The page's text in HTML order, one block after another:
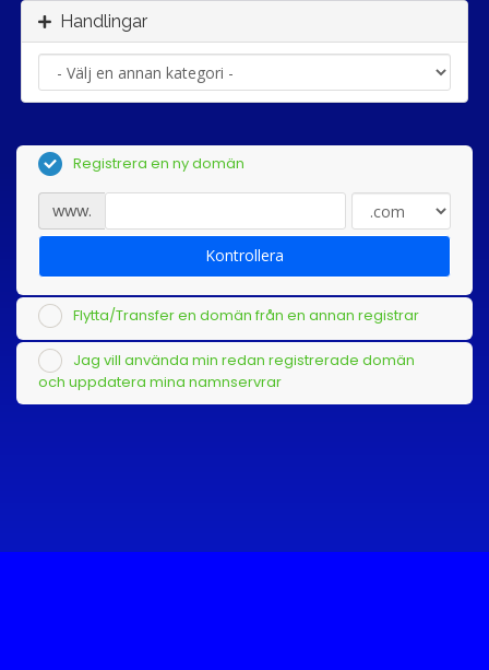
Handlingar
Registrera en ny domän
www.
Kontrollera
Flytta/Transfer en domän från en annan registrar
Jag vill använda min redan registrerade domän
och uppdatera mina namnservrar